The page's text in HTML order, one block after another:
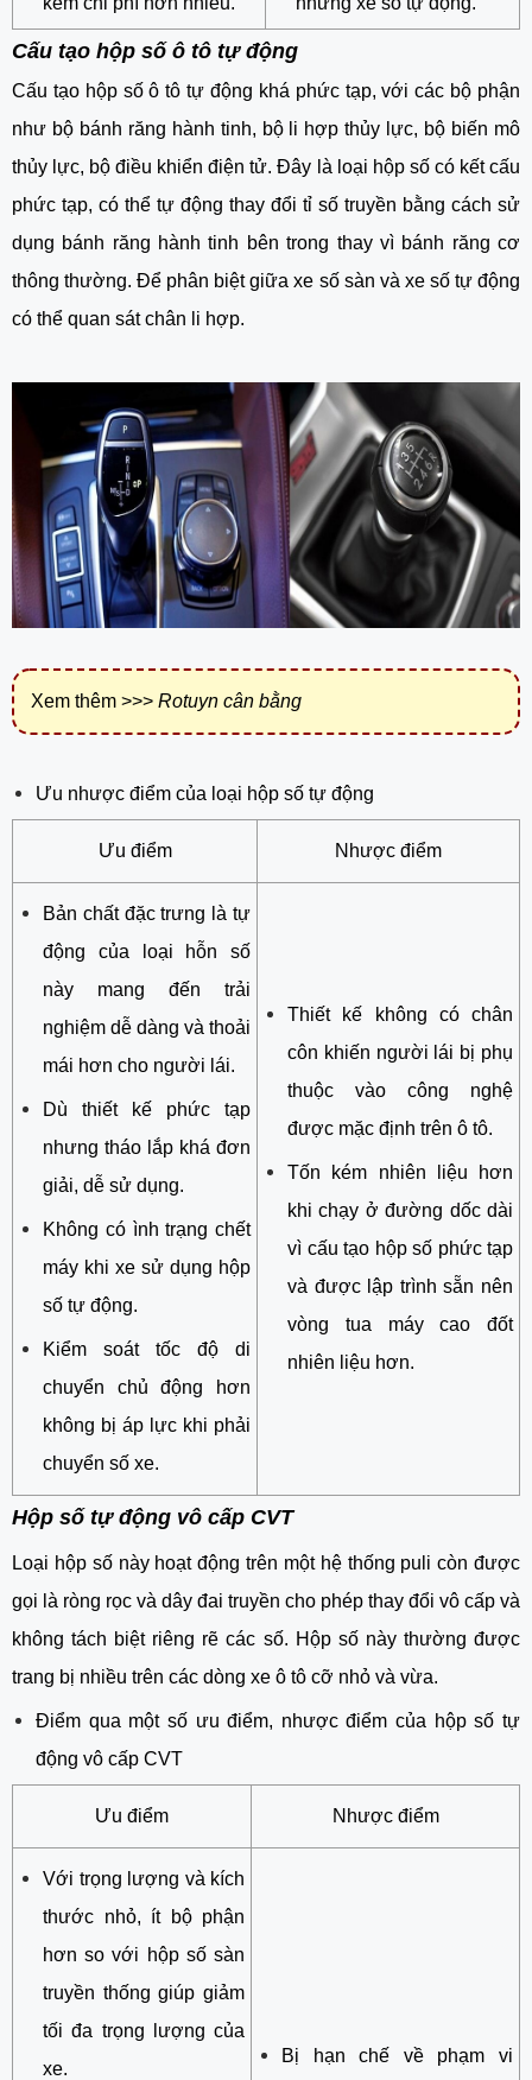
Cấu tạo hộp số ô tô tự động
Cấu tạo hộp số ô tô tự động khá phức tạp, với các bộ phận
như bộ bánh răng hành tinh, bộ li hợp thủy lực, bộ biến mô
thủy lực, bộ điều khiển điện tử. Đây là loại hộp số có kết cấu
phức tạp, có thể tự động thay đổi tỉ số truyền bằng cách sử
dụng bánh răng hành tinh bên trong thay vì bánh răng cơ
thông thường. Để phân biệt giữa xe số sàn và xe số tự động
có thể quan sát chân li hợp.
Xem thêm >>> Rotuyn cân bằng
Ưu nhược điểm của loại hộp số tự động
Ưu điểm Nhược điểm
Bản chất đặc trưng là tự
động của loại hỗn số
này mang đến trải
nghiệm dễ dàng và thoải
mái hơn cho người lái.
Dù thiết kế phức tạp
nhưng tháo lắp khá đơn
giải, dễ sử dụng.
Không có ình trạng chết
máy khi xe sử dụng hộp
số tự động.
Kiểm soát tốc độ di
chuyển chủ động hơn
không bị áp lực khi phải
chuyển số xe.
Thiết kế không có chân
côn khiến người lái bị phụ
thuộc vào công nghệ
được mặc định trên ô tô.
Tốn kém nhiên liệu hơn
khi chạy ở đường dốc dài
vì cấu tạo hộp số phức tạp
và được lập trình sẵn nên
vòng tua máy cao đốt
nhiên liệu hơn.
Hộp số tự động vô cấp CVT
Loại hộp số này hoạt động trên một hệ thống puli còn được
gọi là ròng rọc và dây đai truyền cho phép thay đổi vô cấp và
không tách biệt riêng rẽ các số. Hộp số này thường được
trang bị nhiều trên các dòng xe ô tô cỡ nhỏ và vừa.
Điểm qua một số ưu điểm, nhược điểm của hộp số tự
động vô cấp CVT
Ưu điểm Nhược điểm
Với trọng lượng và kích
thước nhỏ, ít bộ phận
hơn so với hộp số sàn
truyền thống giúp giảm
tối đa trọng lượng của
xe.
Bị hạn chế về phạm vi